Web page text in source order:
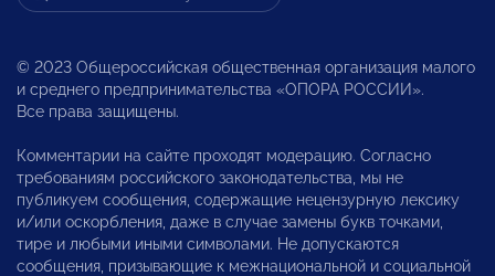
© 2023 Общероссийская общественная организация малого
и среднего предпринимательства «ОПОРА РОССИИ».
Все права защищены.
Комментарии на сайте проходят модерацию. Согласно
требованиям российского законодательства, мы не
публикуем сообщения, содержащие нецензурную лексику
и/или оскорбления, даже в случае замены букв точками,
тире и любыми иными символами. Не допускаются
сообщения, призывающие к межнациональной и социальной